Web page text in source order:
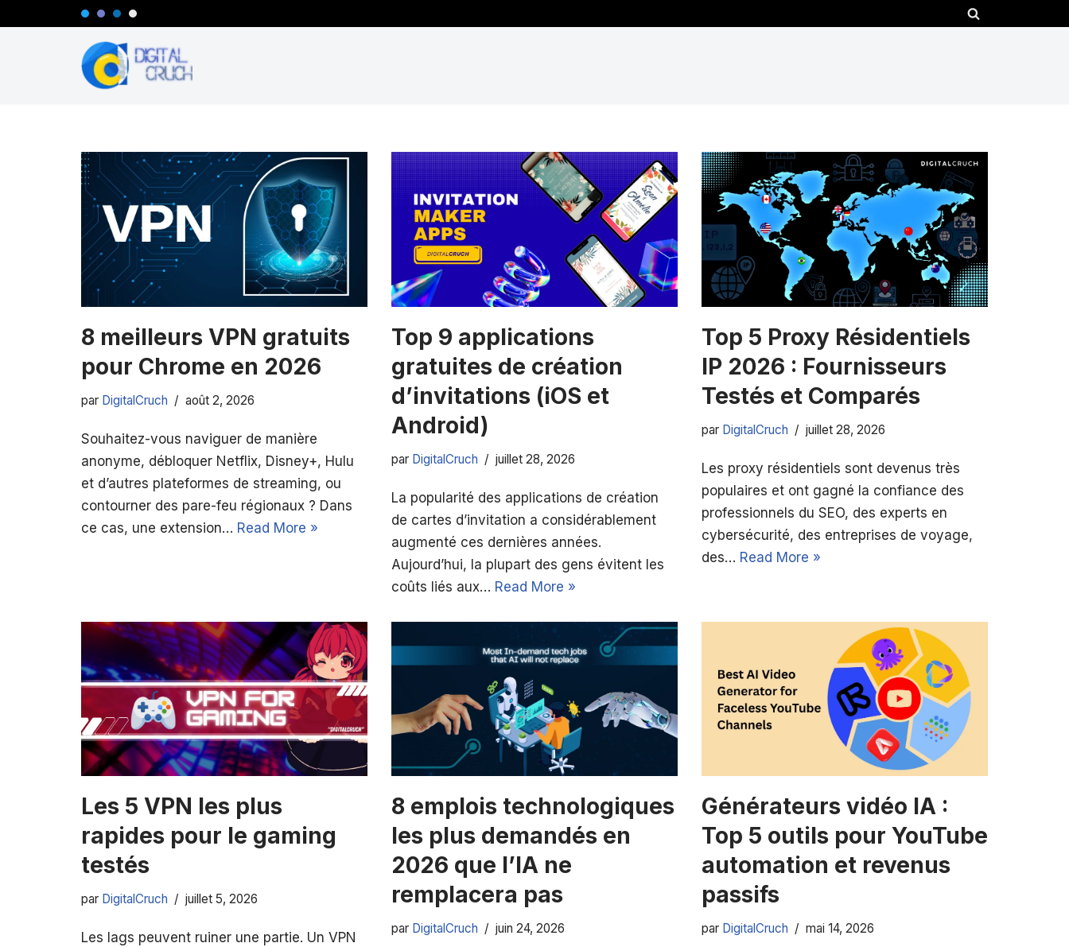
8 meilleurs VPN gratuits
pour Chrome en 2026
par DigitalCruch août 2, 2026
Souhaitez-vous naviguer de manière
anonyme, débloquer Netflix, Disney+, Hulu
et d’autres plateformes de streaming, ou
contourner des pare-feu régionaux ? Dans
ce cas, une extension… Read More »
Top 9 applications
gratuites de création
d’invitations (iOS et
Android)
par DigitalCruch juillet 28, 2026
La popularité des applications de création
de cartes d’invitation a considérablement
augmenté ces dernières années.
Aujourd’hui, la plupart des gens évitent les
coûts liés aux… Read More »
Top 5 Proxy Résidentiels
IP 2026 : Fournisseurs
Testés et Comparés
par DigitalCruch juillet 28, 2026
Les proxy résidentiels sont devenus très
populaires et ont gagné la confiance des
professionnels du SEO, des experts en
cybersécurité, des entreprises de voyage,
des… Read More »
Les 5 VPN les plus
rapides pour le gaming
testés
par DigitalCruch juillet 5, 2026
Les lags peuvent ruiner une partie. Un VPN
8 emplois technologiques
les plus demandés en
2026 que l’IA ne
remplacera pas
par DigitalCruch juin 24, 2026
Générateurs vidéo IA :
Top 5 outils pour YouTube
automation et revenus
passifs
par DigitalCruch mai 14, 2026